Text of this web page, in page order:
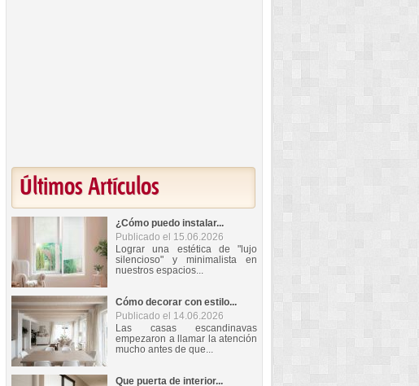
Últimos Artículos
¿Cómo puedo instalar...
Publicado el 15.06.2026
Lograr una estética de "lujo
silencioso" y minimalista en
nuestros espacios...
Cómo decorar con estilo...
Publicado el 14.06.2026
Las casas escandinavas
empezaron a llamar la atención
mucho antes de que...
Que puerta de interior...